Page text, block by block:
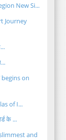
New Si...
Journey
begins on
of I...
के ...
and